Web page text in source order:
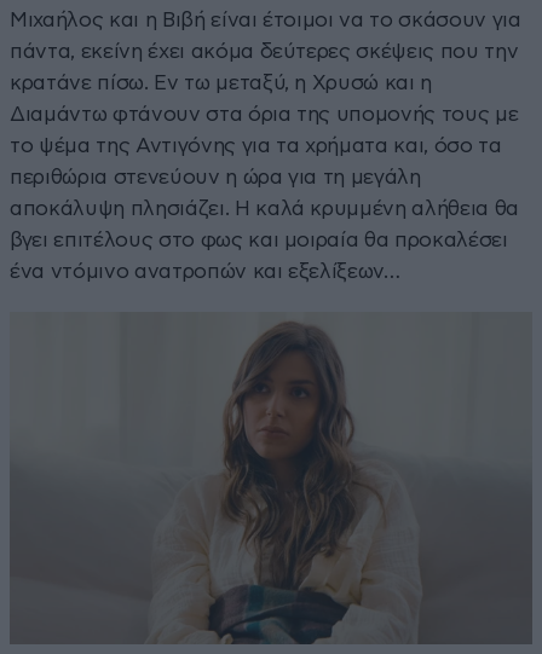
Μιχαήλος και η Βιβή είναι έτοιμοι να το σκάσουν για
πάντα, εκείνη έχει ακόμα δεύτερες σκέψεις που την
κρατάνε πίσω. Εν τω μεταξύ, η Χρυσώ και η
Διαμάντω φτάνουν στα όρια της υπομονής τους με
το ψέμα της Αντιγόνης για τα χρήματα και, όσο τα
περιθώρια στενεύουν η ώρα για τη μεγάλη
αποκάλυψη πλησιάζει. Η καλά κρυμμένη αλήθεια θα
βγει επιτέλους στο φως και μοιραία θα προκαλέσει
ένα ντόμινο ανατροπών και εξελίξεων…